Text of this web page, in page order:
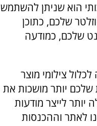
הוא שניתן להשתמש
שלכם, כתוכן
שלכם, כמודעה
לכלול צילומי מוצר
יותר מושכות את
יותר לייצר מודעות
לאתר וההכנסות